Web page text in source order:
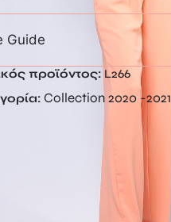
Guide
προϊόντος:L266
Collection 2020 -2021